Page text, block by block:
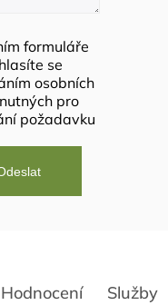
formuláře
se
osobních
nutných pro
požadavku
Hodnocení Služby